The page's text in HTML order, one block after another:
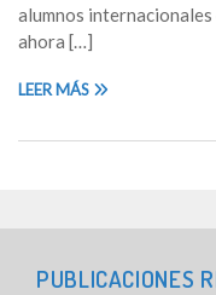
alumnos
ahora […]
LEER MÁS
PUBLICACIONES